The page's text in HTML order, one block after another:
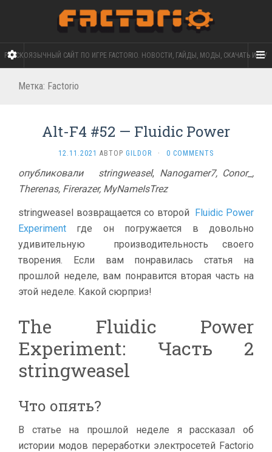
РУССКОЯЗЫЧНЫЙ САЙТ ПО ИГРЕ FACTORIO. НОВОСТИ, ГАЙДЫ, МОДЫ, СКАЧАТЬ ИГРУ
Метка: Factorio
Alt-F4 #52 — Fluidic Power
12.11.2021 АВТОР GILDOR · 0 COMMENTS
опубликовали stringweasel, Nanogamer7, Conor_,
Therenas, Firerazer, MyNameIsTrez
stringweasel возвращается со второй Fluidic Power
Experiment где он погружается в довольно
удивительную производительность своего
творения. Если вам понравилась статья на
прошлой неделе, вам понравится вторая часть на
этой неделе. Какой сюрприз!
The Fluidic Power
Experiment: Часть 2
stringweasel
Что опять?
В статье на прошлой неделе я рассказал об
истории модов переработки электросетей Factorio